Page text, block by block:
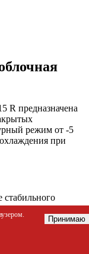
R предназначена
режим от ‑5
при
поддерживать
Принимаю